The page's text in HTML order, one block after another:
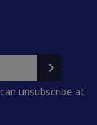
unsubscribe at